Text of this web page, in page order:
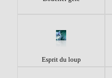
Esprit du loup